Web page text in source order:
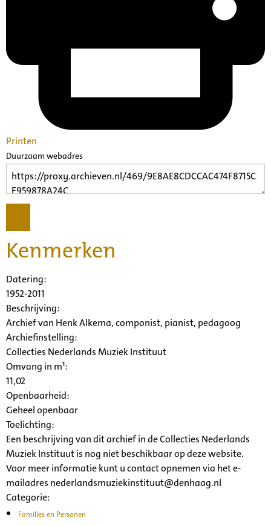
Printen
Duurzaam webadres
Kenmerken
Datering:
1952-2011
Beschrijving:
Archief van Henk Alkema, componist, pianist, pedagoog
Archiefinstelling:
Collecties Nederlands Muziek Instituut
Omvang in m¹:
11,02
Openbaarheid:
Geheel openbaar
Toelichting:
Een beschrijving van dit archief in de Collecties Nederlands
Muziek Instituut is nog niet beschikbaar op deze website.
Voor meer informatie kunt u contact opnemen via het e-
mailadres nederlandsmuziekinstituut@denhaag.nl
Categorie:
Families en Personen